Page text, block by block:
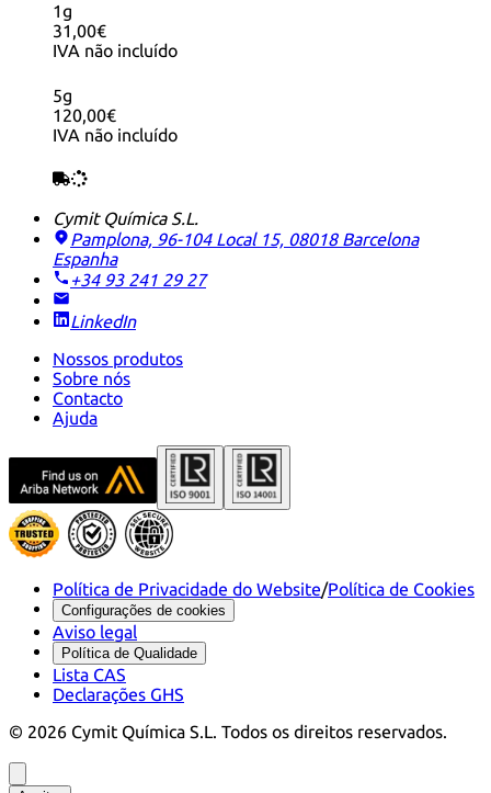
1g
31,00€
IVA não incluído
5g
120,00€
IVA não incluído
Cymit Química S.L.
Pamplona, 96-104 Local 15, 08018 Barcelona
Espanha
+34 93 241 29 27
LinkedIn
Nossos produtos
Sobre nós
Contacto
Ajuda
Política de Privacidade do Website/Política de Cookies
Configurações de cookies
Aviso legal
Política de Qualidade
Lista CAS
Declarações GHS
© 2026 Cymit Química S.L. Todos os direitos reservados.